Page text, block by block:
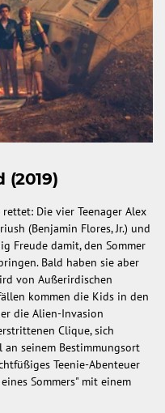
(2019)
Die vier Teenager Alex
(Benjamin Flores, Jr.) und
Freude damit, den Sommer
Bald haben sie aber
von Außerirdischen
kommen die Kids in den
die Alien-Invasion
Clique, sich
an seinem Bestimmungsort
Teenie-Abenteuer
Sommers" mit einem